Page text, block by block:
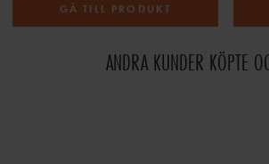
GÅ TILL PRODUKT
ANDRA KUNDER KÖPTE